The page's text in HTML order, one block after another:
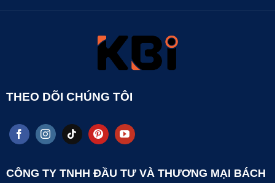
THEO DÕI CHÚNG TÔI
CÔNG TY TNHH ĐẦU TƯ VÀ THƯƠNG MẠI BÁCH